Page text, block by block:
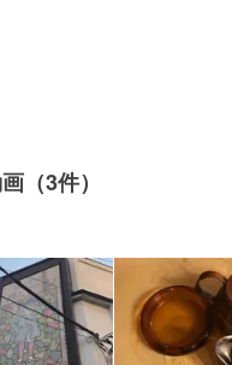
（3件）